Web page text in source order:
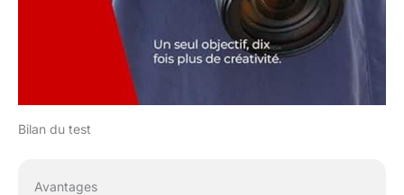
Bilan du test
Avantages